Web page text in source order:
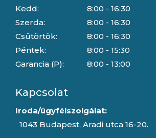
Kedd:
Szerda:
Csütörtök:
Péntek:
Garancia (P):
8:00 - 16:30
8:00 - 16:30
8:00 - 16:30
8:00 - 15:30
8:00 - 13:00
Kapcsolat
Iroda/ügyfélszolgálat:
1043 Budapest, Aradi utca 16-20.